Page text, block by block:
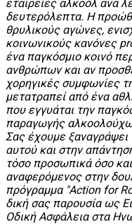
εταιρείες αλκοόλ ανά
δευτερόλεπτα. Η
θρυλικούς αγώνες,
κοινωνικούς κανόνες
ένα παγκόσμιο κοινό
ανθρώπων και αν
χορηγικές συμφωνίες
μετατραπεί από ένα
που εγγυάται την
παραγωγής
Σας έχουμε
αυτού και στην
τόσο προσωπικά όσο
αναφερόμενος στην
πρόγραμμα "Action for
δική σας παρουσία ως
Οδική Ασφάλεια στα